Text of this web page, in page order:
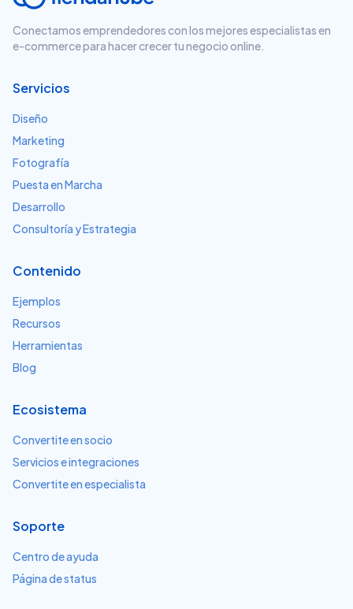
Conectamos emprendedores con los mejores especialistas en
e-commerce para hacer crecer tu negocio online.
Servicios
Diseño
Marketing
Fotografía
Puesta en Marcha
Desarrollo
Consultoría y Estrategia
Contenido
Ejemplos
Recursos
Herramientas
Blog
Ecosistema
Convertite en socio
Servicios e integraciones
Convertite en especialista
Soporte
Centro de ayuda
Página de status